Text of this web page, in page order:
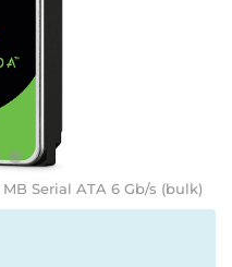
Serial ATA 6 Gb/s (bulk)